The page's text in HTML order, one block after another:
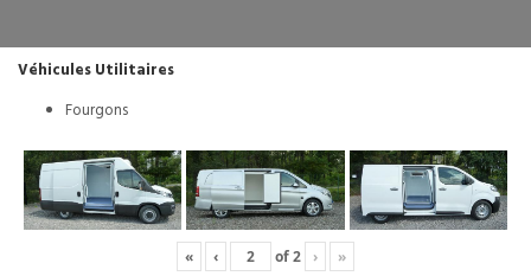
Véhicules Utilitaires
Fourgons
« ‹ of2 › »